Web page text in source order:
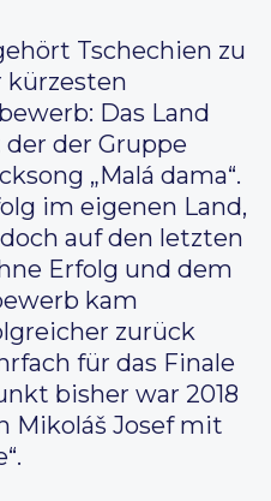
Tschechien zu
kürzesten
Das Land
der Gruppe
„Malá dama“.
im eigenen Land,
auf den letzten
Erfolg und dem
kam
zurück
für das Finale
bisher war 2018
Mikoláš Josef mit